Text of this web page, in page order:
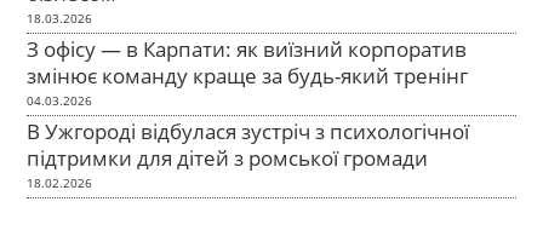
18.03.2026
З офісу — в Карпати: як виїзний корпоратив
змінює команду краще за будь-який тренінг
04.03.2026
В Ужгороді відбулася зустріч з психологічної
підтримки для дітей з ромської громади
18.02.2026